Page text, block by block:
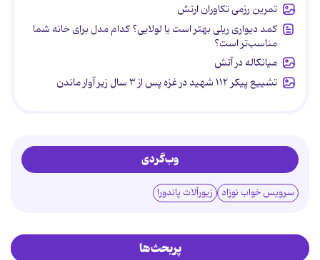
تمرین رزمی تکاوران ارتش
کمد دیواری ریلی بهتر است یا لولایی؟ کدام مدل برای خانه شما
مناسب‌تر است؟
میانکاله در آتش
تشییع پیکر ۱۱۲ شهید در غزه پس از ۳ سال زیر آوار ماندن
وب‌گردی
سرویس خواب نوزاد زیورآلات پاندورا
پربحث‌ها